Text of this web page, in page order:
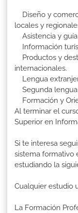
Diseño y
locales y
Asistencia y
Información
Productos y
internacionales.
Lengua
Segunda lengua
Formación y
Al terminar el
Superior en
Si te interesa
sistema formativo
estudiando la
Cualquier estudio
La Formación